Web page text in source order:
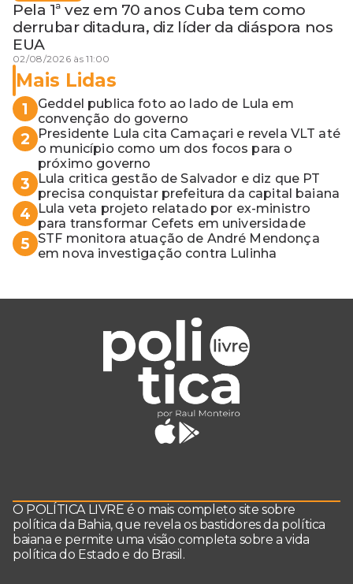
Pela 1ª vez em 70 anos Cuba tem como
derrubar ditadura, diz líder da diáspora nos
EUA
02/08/2026 às 11:00
Mais Lidas
1
Geddel publica foto ao lado de Lula em
convenção do governo
2
Presidente Lula cita Camaçari e revela VLT até
o município como um dos focos para o
próximo governo
3
Lula critica gestão de Salvador e diz que PT
precisa conquistar prefeitura da capital baiana
4
Lula veta projeto relatado por ex-ministro
para transformar Cefets em universidade
5
STF monitora atuação de André Mendonça
em nova investigação contra Lulinha
O POLÍTICA LIVRE é o mais completo site sobre
política da Bahia, que revela os bastidores da política
baiana e permite uma visão completa sobre a vida
política do Estado e do Brasil.